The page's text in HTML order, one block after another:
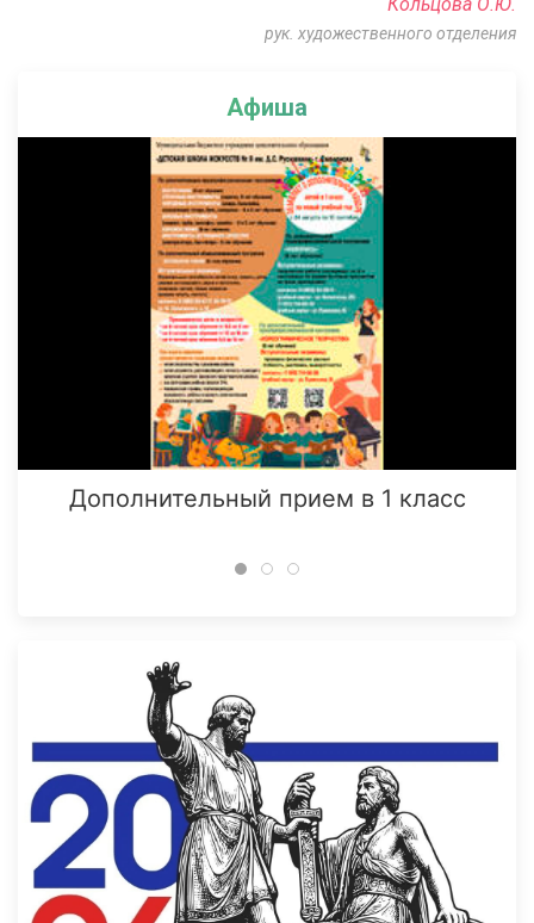
Афиша
Дополнительный прием в 1 класс
Кольцова О.Ю.
рук. художественного отделения